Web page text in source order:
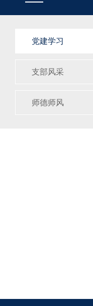
党建学习
支部风采
师德师风